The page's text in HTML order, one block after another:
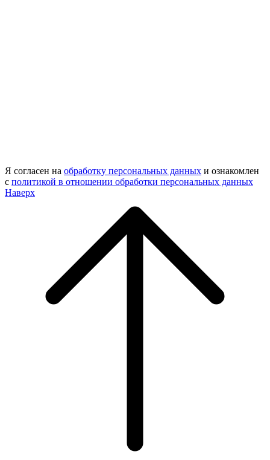
Я согласен на обработку персональных данных и ознакомлен
с политикой в отношении обработки персональных данных
Наверх